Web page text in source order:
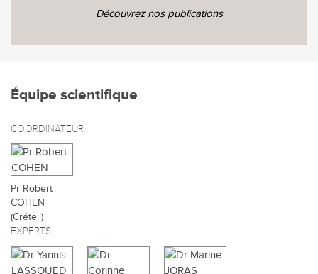
Découvrez nos publications
Équipe scientifique
COORDINATEUR
Pr Robert
COHEN
(Créteil)
EXPERTS